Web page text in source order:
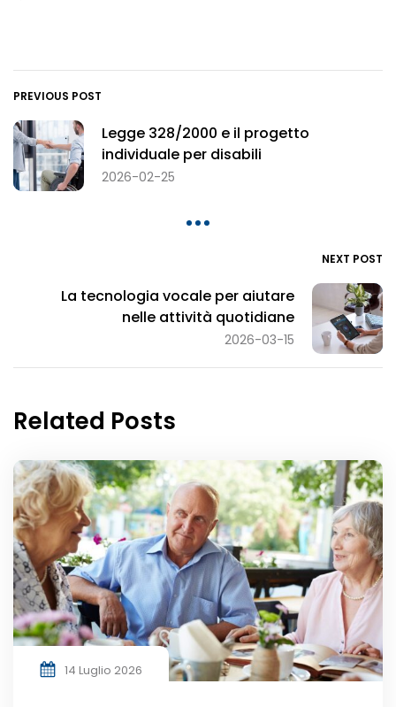
PREVIOUS POST
Legge 328/2000 e il progetto
individuale per disabili
2026-02-25
NEXT POST
La tecnologia vocale per aiutare
nelle attività quotidiane
2026-03-15
Related Posts
14 Luglio 2026